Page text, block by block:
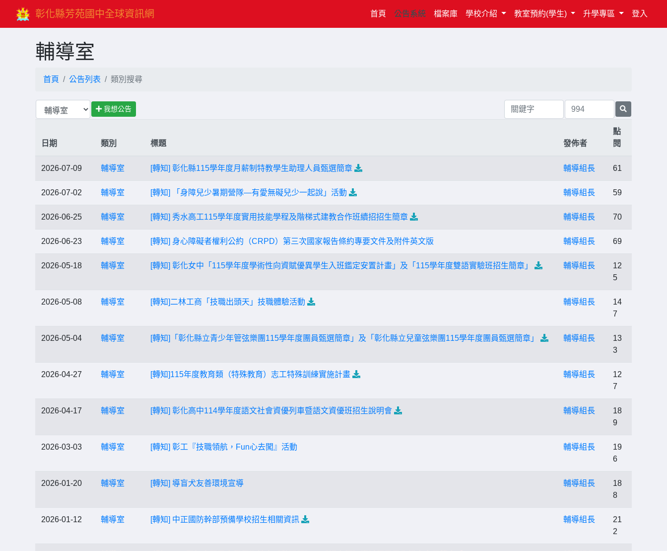
彰化縣芳苑國中全球資訊網 首頁(current)
公告系統 檔案庫 學校介紹 教室預約(學生) 升學專區 登入
輔導室
首頁 公告列表 類別搜尋
我想公告
日期 類別 標題 發佈者
點
閱
2026-07-09 輔導室 [轉知] 彰化縣115學年度月薪制特教學生助理人員甄選簡章 輔導組長 61
2026-07-02 輔導室 [轉知] 「身障兒少暑期營隊—有愛無礙兒少一起說」活動 輔導組長 59
2026-06-25 輔導室 [轉知] 秀水高工115學年度實用技能學程及階梯式建教合作班續招招生簡章 輔導組長 70
2026-06-23 輔導室 [轉知] 身心障礙者權利公約（CRPD）第三次國家報告條約專要文件及附件英文版 輔導組長 69
2026-05-18 輔導室 [轉知] 彰化女中「115學年度學術性向資賦優異學生入班鑑定安置計畫」及「115學年度雙語實驗班招生簡章」 輔導組長
12
5
2026-05-08 輔導室 [轉知]二林工商「技職出頭天」技職體驗活動 輔導組長
14
7
2026-05-04 輔導室 [轉知]「彰化縣立青少年管弦樂團115學年度團員甄選簡章」及「彰化縣立兒童弦樂團115學年度團員甄選簡章」 輔導組長
13
3
2026-04-27 輔導室 [轉知]115年度教育類（特殊教育）志工特殊訓練實施計畫 輔導組長
12
7
2026-04-17 輔導室 [轉知] 彰化高中114學年度語文社會資優列車暨語文資優班招生說明會 輔導組長
18
9
2026-03-03 輔導室 [轉知] 彰工『技職領航，Fun心去闖』活動 輔導組長
19
6
2026-01-20 輔導室 [轉知] 導盲犬友善環境宣導 輔導組長
18
8
2026-01-12 輔導室 [轉知] 中正國防幹部預備學校招生相關資訊 輔導組長
21
2